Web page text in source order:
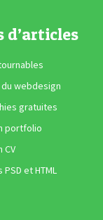
d’articles
webdesign
gratuites
portfolio
CV
et HTML